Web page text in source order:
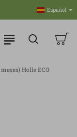
Español
Holle ECO